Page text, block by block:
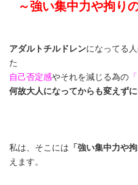
～強い集中力や拘り
アダルトチルドレンになってる
た
自己否定感やそれを減じる為の
何故大人になってからも変えず
私は、そこには 「強い集中力や
えます。